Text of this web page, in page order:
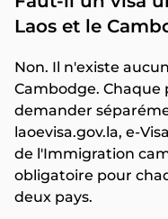
Laos et le
Non. Il n'existe
Cambodge. Chaque
demander
laoevisa.gov.la, e-
de l'Immigration
obligatoire pour
deux pays.